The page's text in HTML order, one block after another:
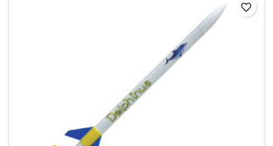
favorite_border